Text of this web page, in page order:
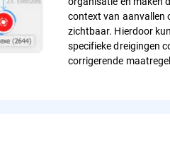
context van aanvallen
zichtbaar. Hierdoor
specifieke dreigingen
corrigerende